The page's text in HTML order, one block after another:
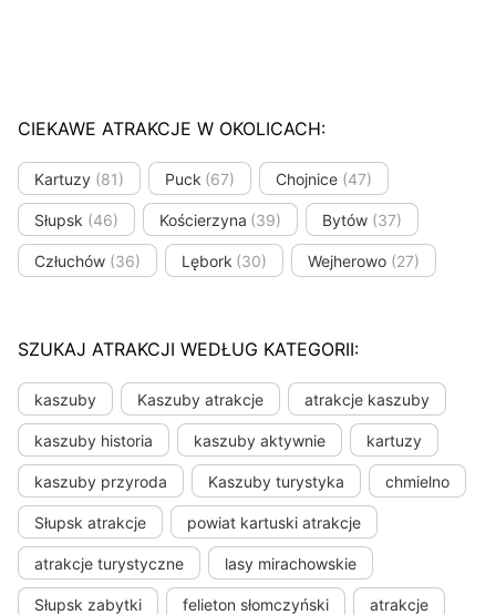
CIEKAWE ATRAKCJE W OKOLICACH:
Kartuzy (81) Puck (67) Chojnice (47)
Słupsk (46) Kościerzyna (39) Bytów (37)
Człuchów (36) Lębork (30) Wejherowo (27)
SZUKAJ ATRAKCJI WEDŁUG KATEGORII:
kaszuby Kaszuby atrakcje atrakcje kaszuby
kaszuby historia kaszuby aktywnie kartuzy
kaszuby przyroda Kaszuby turystyka chmielno
Słupsk atrakcje powiat kartuski atrakcje
atrakcje turystyczne lasy mirachowskie
Słupsk zabytki felieton słomczyński atrakcje